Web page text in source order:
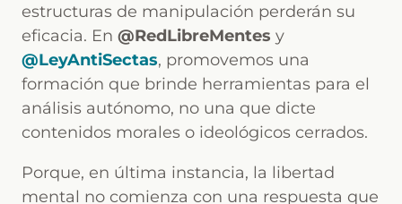
estructuras de manipulación perderán su
eficacia. En @RedLibreMentes y
@LeyAntiSectas, promovemos una
formación que brinde herramientas para el
análisis autónomo, no una que dicte
contenidos morales o ideológicos cerrados.
Porque, en última instancia, la libertad
mental no comienza con una respuesta que